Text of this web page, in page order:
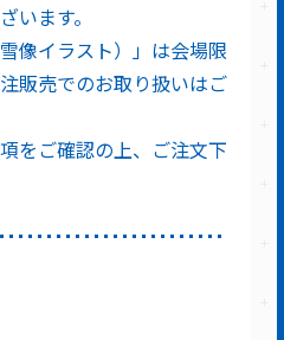
います。
像イラスト）」は会場限
販売でのお取り扱いはご
をご確認の上、ご注文下